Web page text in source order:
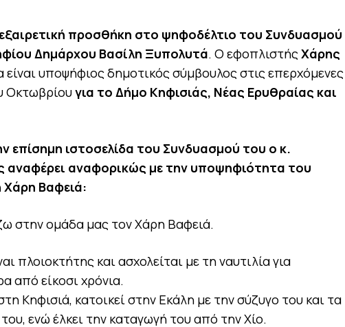
προσθήκη στο ψηφοδέλτιο του Συνδυασμού
Δημάρχου Βασίλη Ξυπολυτά. Ο εφοπλιστήςΧάρης
είναι υποψήφιος δημοτικός σύμβουλος στις επερχόμενες
Οκτωβρίουγια το Δήμο Κηφισιάς, Νέας Ερυθραίας και
επίσημη ιστοσελίδα του Συνδυασμού του ο κ.
αναφέρει αναφορικώς με την υποψηφιότητα του
Χάρη Βαφειά:
στην ομάδα μας τον Χάρη Βαφειά.
πλοιοκτήτης και ασχολείται με τη ναυτιλία για
από είκοσι χρόνια.
Κηφισιά, κατοικεί στην Εκάλη με την σύζυγο του και τα
ενώ έλκει την καταγωγή του από την Χίο.